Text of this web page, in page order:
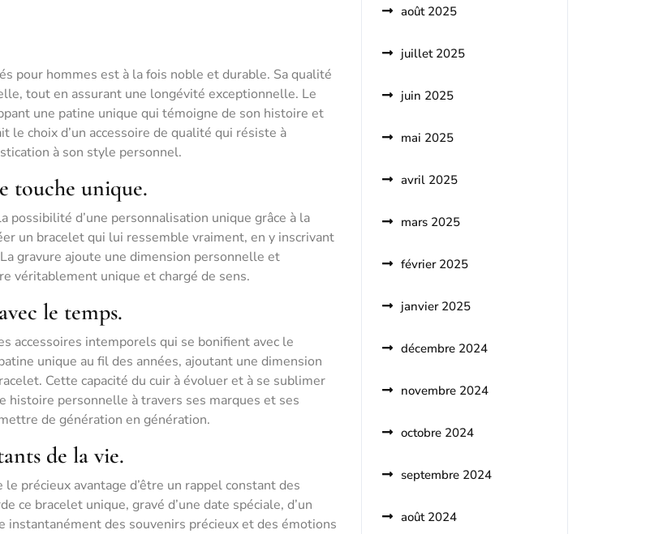
pour hommes est à la fois noble et durable. Sa qualité
tout en assurant une longévité exceptionnelle. Le
une patine unique qui témoigne de son histoire et
le choix d’un accessoire de qualité qui résiste à
à son style personnel.
touche unique.
d’une personnalisation unique grâce à la
un bracelet qui lui ressemble vraiment, en y inscrivant
gravure ajoute une dimension personnelle et
véritablement unique et chargé de sens.
le temps.
accessoires intemporels qui se bonifient avec le
unique au fil des années, ajoutant une dimension
Cette capacité du cuir à évoluer et à se sublimer
histoire personnelle à travers ses marques et ses
de génération en génération.
de la vie.
précieux avantage d’être un rappel constant des
ce bracelet unique, gravé d’une date spéciale, d’un
instantanément des souvenirs précieux et des émotions
août 2025
juillet 2025
juin 2025
mai 2025
avril 2025
mars 2025
février 2025
janvier 2025
décembre 2024
novembre 2024
octobre 2024
septembre 2024
août 2024